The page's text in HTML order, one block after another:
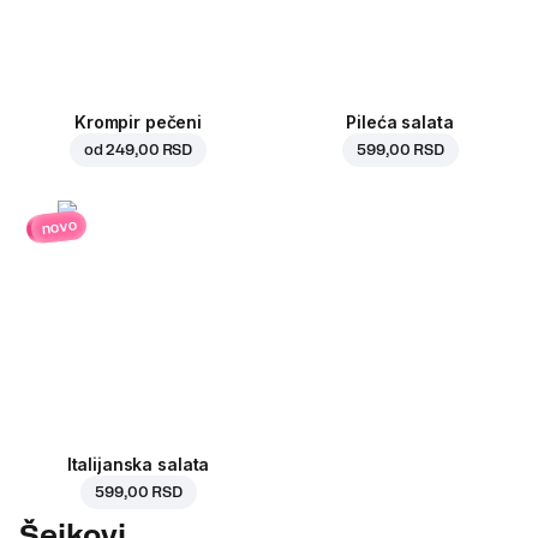
Krompir pečeni
od249,00 RSD
Pileća salata
599,00 RSD
novo
Italijanska salata
599,00 RSD